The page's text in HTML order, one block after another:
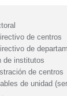
de centros
de
de institutos
de centros
de unidad